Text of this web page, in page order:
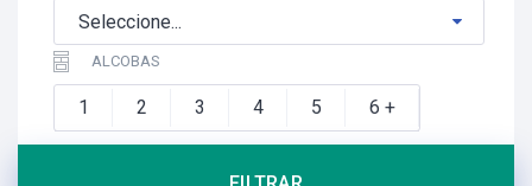
Seleccione...
ALCOBAS
1 2 3 4 5 6 +